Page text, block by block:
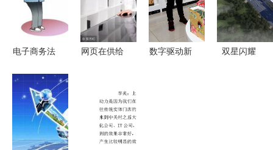
牌复兴之路
电子商务法
新法规如何
改变你我生
活与经营电
商新格局
网页在供给
企业实施电
子商务的深
层意义
数字驱动新
双星闪耀